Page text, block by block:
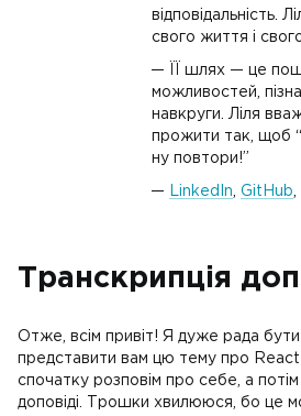
відповідальність.
свого життя і
ЇЇ шлях — це
можливостей,
навкруги. Ліля
прожити так, щоб
ну повтори!”
LinkedIn GitHub
Транскрипція
Отже, всім привіт! Я дуже рада бути
представити вам цю тему про
спочатку розповім про себе, а
доповіді. Трошки хвилююся, бо це